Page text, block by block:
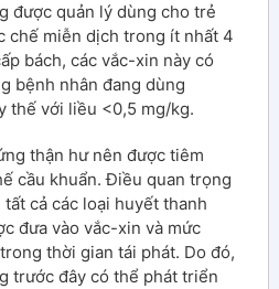
được quản lý dùng cho trẻ
chế miễn dịch trong ít nhất 4
bách, các vắc-xin này có
bệnh nhân đang dùng
thế với liều <0,5 mg/kg.
thận hư nên được tiêm
cầu khuẩn. Điều quan trọng
cả các loại huyết thanh
đưa vào vắc-xin và mức
thời gian tái phát. Do đó,
trước đây có thể phát triển